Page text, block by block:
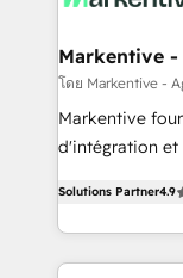
Personal
heavy lifting of
system. + Get best practices and 'don't know what
you don't
6,500+
Partner of the Year 💥 Trusted by
Markentive -
โดย Markentive -
Markentive
d'intégration et
marketing
webdesign. Markentive is both a consulting firm, a
digital agency
Solutions Partner4.9